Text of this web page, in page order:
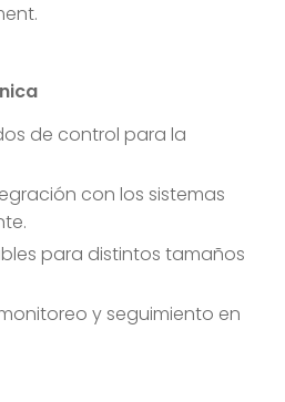
de control para la
con los sistemas
para distintos tamaños
y seguimiento en